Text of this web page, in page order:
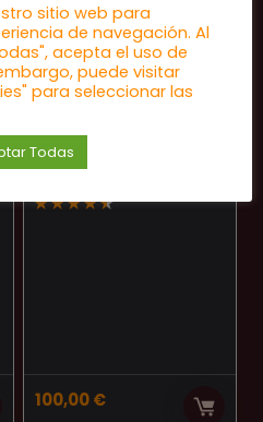
EUROHOUSE
Debby ‎– Maybe
(Fields Of Love)
Out of Stock
★★★★★
100,00€
sitio web para
de navegación. Al
acepta el uso de
puede visitar
para seleccionar las
Todas